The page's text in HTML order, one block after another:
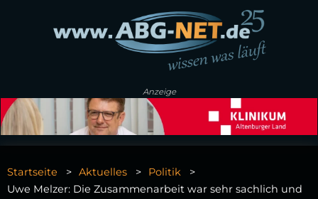
Anzeige
Startseite Aktuelles
Politik
Uwe Melzer: Die Zusammenarbeit war sehr sachlich und